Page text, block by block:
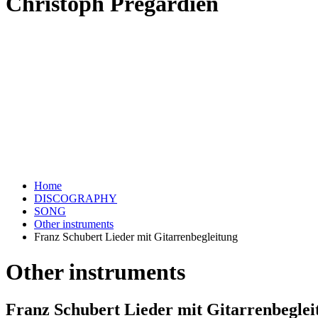
Home
DISCOGRAPHY
SONG
Other instruments
Franz Schubert Lieder mit Gitarrenbegleitung
Other instruments
Franz Schubert Lieder mit